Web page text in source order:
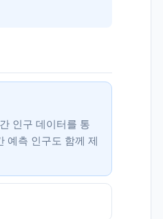
인구 데이터를 통
예측 인구도 함께 제